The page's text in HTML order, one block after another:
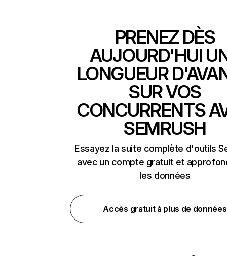
PRENEZ DÈS
AUJOURD'HUI
LONGUEUR
SUR VOS
CONCURRENTS
SEMRUSH
Essayez la suite complète d'outils
avec un compte gratuit et
les données
Accès gratuit à plus de données